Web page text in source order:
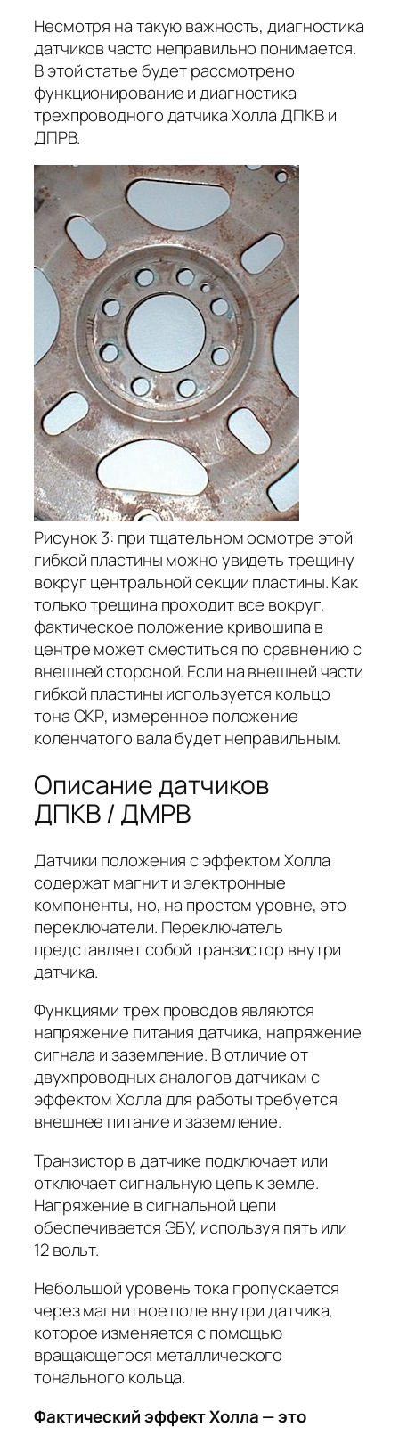
Несмотря на такую ​​важность, диагностика
датчиков часто неправильно понимается.
В этой статье будет рассмотрено
функционирование и диагностика
трехпроводного датчика Холла ДПКВ и
ДПРВ.
Рисунок 3: при тщательном осмотре этой
гибкой пластины можно увидеть трещину
вокруг центральной секции пластины. Как
только трещина проходит все вокруг,
фактическое положение кривошипа в
центре может сместиться по сравнению с
внешней стороной. Если на внешней части
гибкой пластины используется кольцо
тона СКР, измеренное положение
коленчатого вала будет неправильным.
Описание датчиков
ДПКВ / ДМРВ
Датчики положения с эффектом Холла
содержат магнит и электронные
компоненты, но, на простом уровне, это
переключатели. Переключатель
представляет собой транзистор внутри
датчика.
Функциями трех проводов являются
напряжение питания датчика, напряжение
сигнала и заземление. В отличие от
двухпроводных аналогов датчикам с
эффектом Холла для работы требуется
внешнее питание и заземление.
Транзистор в датчике подключает или
отключает сигнальную цепь к земле.
Напряжение в сигнальной цепи
обеспечивается ЭБУ, используя пять или
12 вольт.
Небольшой уровень тока пропускается
через магнитное поле внутри датчика,
которое изменяется с помощью
вращающегося металлического
тонального кольца.
Фактический эффект Холла — это